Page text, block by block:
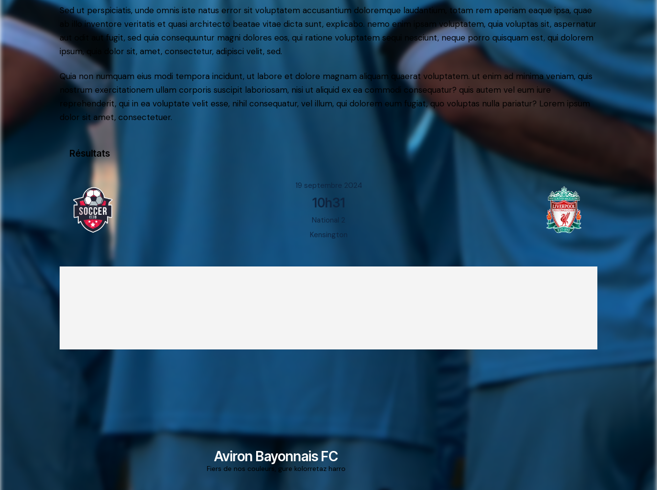
Sed ut perspiciatis, unde omnis iste natus error sit voluptatem accusantium doloremque laudantium, totam rem aperiam eaque ipsa, quae
ab illo inventore veritatis et quasi architecto beatae vitae dicta sunt, explicabo. nemo enim ipsam voluptatem, quia voluptas sit, aspernatur
aut odit aut fugit, sed quia consequuntur magni dolores eos, qui ratione voluptatem sequi nesciunt, neque porro quisquam est, qui dolorem
ipsum, quia dolor sit, amet, consectetur, adipisci velit, sed.
Quia non numquam eius modi tempora incidunt, ut labore et dolore magnam aliquam quaerat voluptatem. ut enim ad minima veniam, quis
nostrum exercitationem ullam corporis suscipit laboriosam, nisi ut aliquid ex ea commodi consequatur? quis autem vel eum iure
reprehenderit, qui in ea voluptate velit esse, nihil consequatur, vel illum, qui dolorem eum fugiat, quo voluptas nulla pariatur? Lorem ipsum
dolor sit amet, consectetuer.
Résultats
19 septembre 2024
10h31
National 2
Kensington
Aviron Bayonnais FC
Fiers de nos couleurs, gure kolorretaz harro